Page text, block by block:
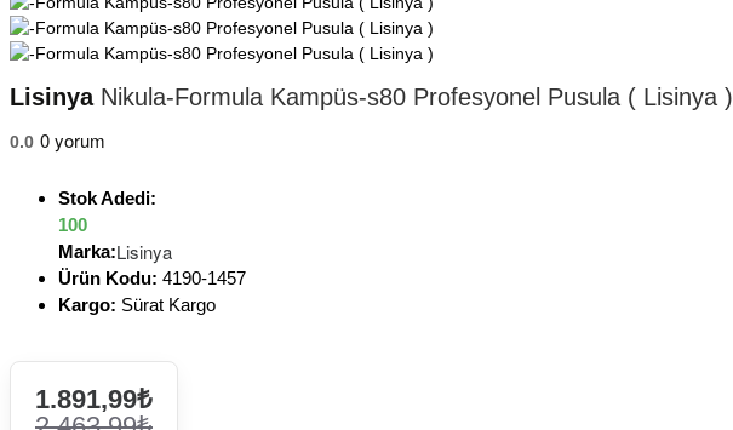
LisinyaNikula-Formula Kampüs-s80 Profesyonel Pusula ( Lisinya )
0.0 0 yorum
Stok Adedi:
100
Marka:Lisinya
Ürün Kodu: 4190-1457
Kargo: Sürat Kargo
1.891,99₺